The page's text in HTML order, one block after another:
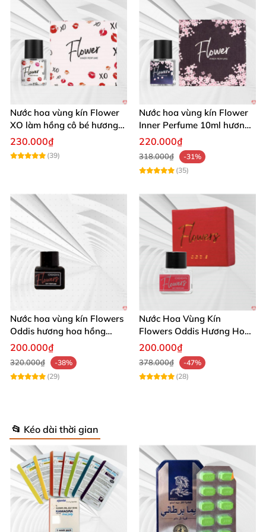
Nước hoa vùng kín Flower
XO làm hồng cô bé hương
nhẹ nhàng phụ nữ yêu thích
230.000₫
(39)
Nước hoa vùng kín Flower
Inner Perfume 10ml hương
anh đào quyến rũ
220.000₫
318.000₫
-31%
(35)
Nước hoa vùng kín Flowers
Oddis hương hoa hồng
thơm lâu quyến rũ
200.000₫
320.000₫
-38%
(29)
Nước Hoa Vùng Kín
Flowers Oddis Hương Hoa
Violet Thơm Lâu Dịu Dàng
Quyến Rũ
200.000₫
378.000₫
-47%
(28)
📂 Kéo dài thời gian